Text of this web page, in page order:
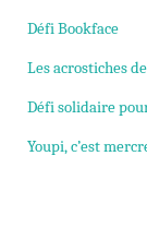
Défi Bookface
Les acrostiches
Défi solidaire
Youpi, c’est